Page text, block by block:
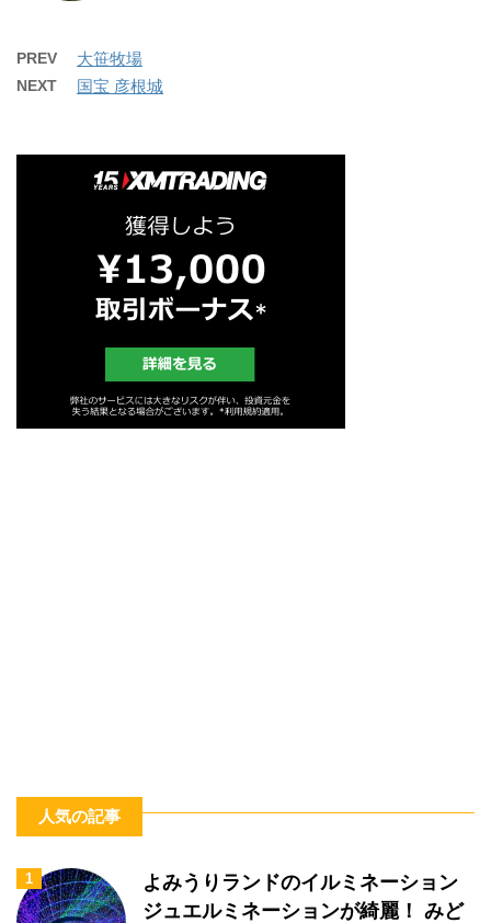
PREV 大笹牧場
NEXT 国宝 彦根城
人気の記事
1
よみうりランドのイルミネーション
ジュエルミネーションが綺麗！ みど